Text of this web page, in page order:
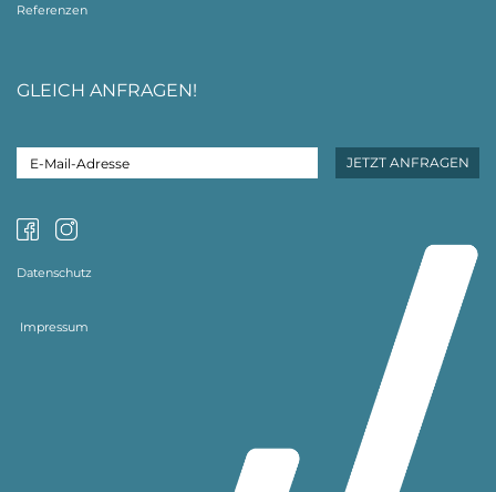
Referenzen
GLEICH ANFRAGEN!
Datenschutz
Impressum